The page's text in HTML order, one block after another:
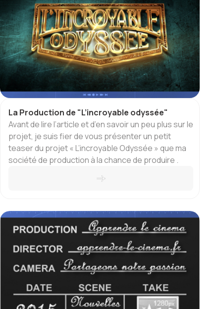
La Production de "L’incroyable odyssée"
Avant de lire l’article et d’en savoir un peu plus sur le
projet, je suis fier de vous présenter un petit
teaser du projet « L’incroyable Odyssée » que ma
société de production à la chance de produire .